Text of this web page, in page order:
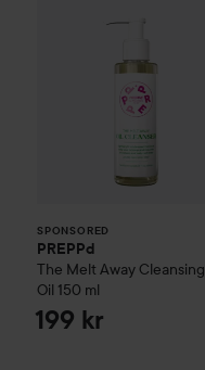
SPONSORED
PREPPd
The Melt Away Cleansing
Oil 150 ml
199 kr